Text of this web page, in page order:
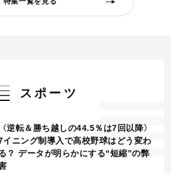
スポーツ
〈逆転＆勝ち越しの44.5％は7回以降〉
イニング制導入で高校野球はどう変わ
？ データが明らかにする“短縮”の弊